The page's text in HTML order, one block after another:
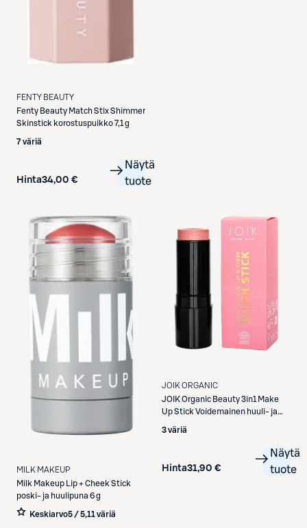
FENTY BEAUTY
Fenty Beauty Match Stix Shimmer
Skinstick korostuspuikko 7,1 g
7 väriä
Hinta34,00 €
Näytä
tuote
MILK MAKEUP
Milk Makeup
Lip + Cheek Stick
poski- ja huulipuna 6 g
Keskiarvo5 / 5,11 väriä
JOIK ORGANIC
JOIK Organic Beauty 3in1 Make
Up Stick Voidemainen huuli- ja
3 väriä
Hinta31,90 €
Näytä
tuote